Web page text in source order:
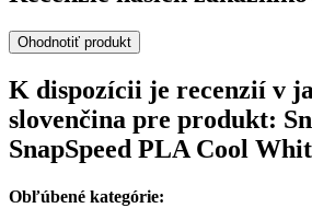
Ohodnotiť produkt
K dispozícii je recenzií v
slovenčina pre produkt:
SnapSpeed PLA Cool
Obľúbené kategórie: